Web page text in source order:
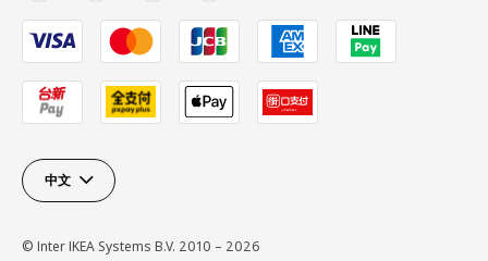
中文
© Inter IKEA Systems B.V. 2010 – 2026